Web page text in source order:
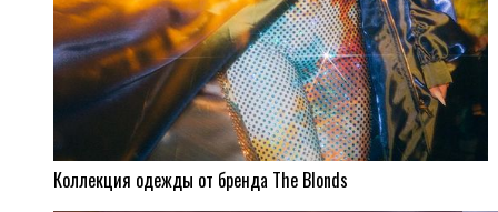
Коллекция одежды от бренда The Blonds